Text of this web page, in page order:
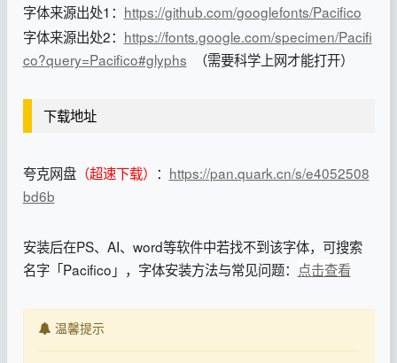
字体来源出处1： https://github.com/googlefonts/Pacifico
字体来源出处2： https://fonts.google.com/specimen/Pacifi
co?query=Pacifico#glyphs （需要科学上网才能打开）
下载地址
夸克网盘（超速下载） ： https://pan.quark.cn/s/e4052508
bd6b
安装后在PS、AI、word等软件中若找不到该字体，可搜索
名字「Pacifico」，字体安装方法与常见问题： 点击查看
温馨提示